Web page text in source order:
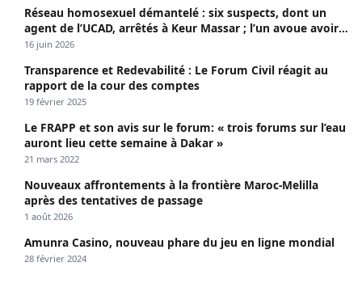
Réseau homosexuel démantelé : six suspects, dont un
agent de l’UCAD, arrêtés à Keur Massar ; l’un avoue avoir
propagé le VIH depuis 2018
16 juin 2026
Transparence et Redevabilité : Le Forum Civil réagit au
rapport de la cour des comptes
19 février 2025
Le FRAPP et son avis sur le forum: « trois forums sur l’eau
auront lieu cette semaine à Dakar »
21 mars 2022
Nouveaux affrontements à la frontière Maroc-Melilla
après des tentatives de passage
1 août 2026
Amunra Casino, nouveau phare du jeu en ligne mondial
28 février 2024